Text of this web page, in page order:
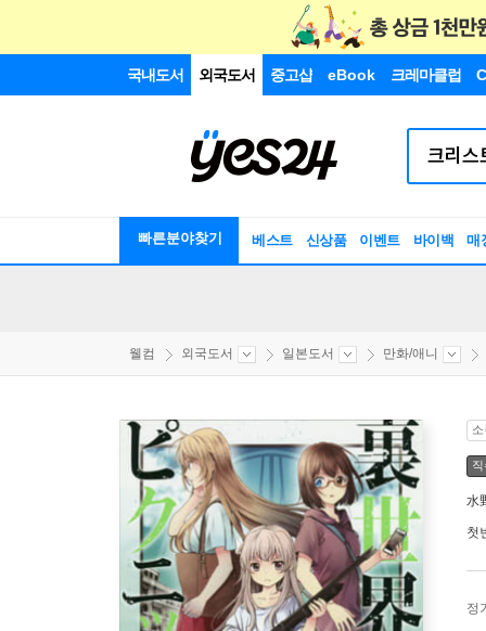
국내도서 외국도서 중고샵 eBook 크레마클럽
빠른분야찾기 베스트 신상품 이벤트 바이백 매
웰컴 외국도서 일본도서 만화/애니
水
첫
정